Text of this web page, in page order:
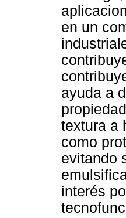
en un
ayuda a
textura a
como
evitando
interés